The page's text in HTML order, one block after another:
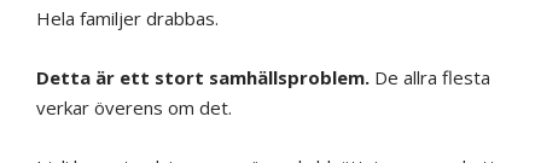
Hela familjer drabbas.
Detta är ett stort samhällsproblem. De allra flesta
verkar överens om det.